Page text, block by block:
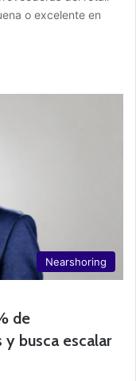
o excelente en
Nearshoring
de
busca escalar